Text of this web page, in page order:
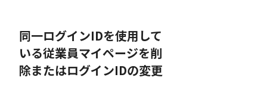
同一ログインIDを使用して
いる従業員マイページを削
除またはログインIDの変更